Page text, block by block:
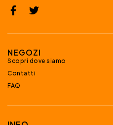
NEGOZI
Scopri dove siamo
Contatti
FAQ